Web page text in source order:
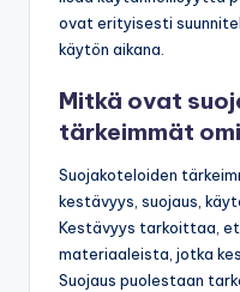
ovat erityisesti
käytön aikana.
Mitkä ovat
tärkeimmät
Suojakoteloiden
kestävyys, suojaus,
Kestävyys tarkoittaa,
materiaaleista, jotka
Suojaus puolestaan